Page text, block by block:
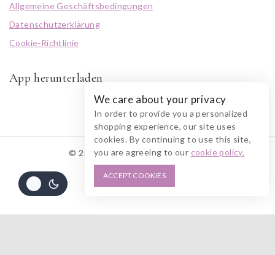
Allgemeine Geschäftsbedingungen
Datenschutzerklärung
Cookie-Richtlinie
App herunterladen
© 2026 RUSZOLOTO Akzenz
We care about your privacy
In order to provide you a personalized
shopping experience, our site uses
cookies. By continuing to use this site,
you are agreeing to our cookie policy.
ACCEPT COOKIES